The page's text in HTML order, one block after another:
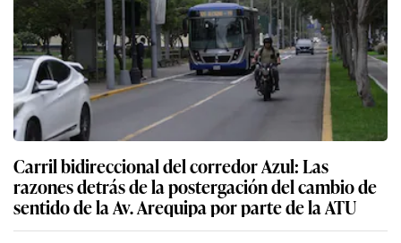
Carril bidireccional del corredor Azul: Las
razones detrás de la postergación del cambio de
sentido de la Av. Arequipa por parte de la ATU